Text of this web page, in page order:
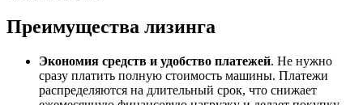
Преимущества лизинга
Экономия средств и удобство платежей. Не нужно
сразу платить полную стоимость машины. Платежи
распределяются на длительный срок, что снижает